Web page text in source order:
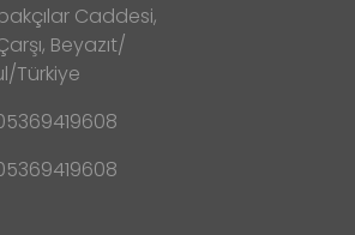
Caddesi,
Beyazıt/
Türkiye